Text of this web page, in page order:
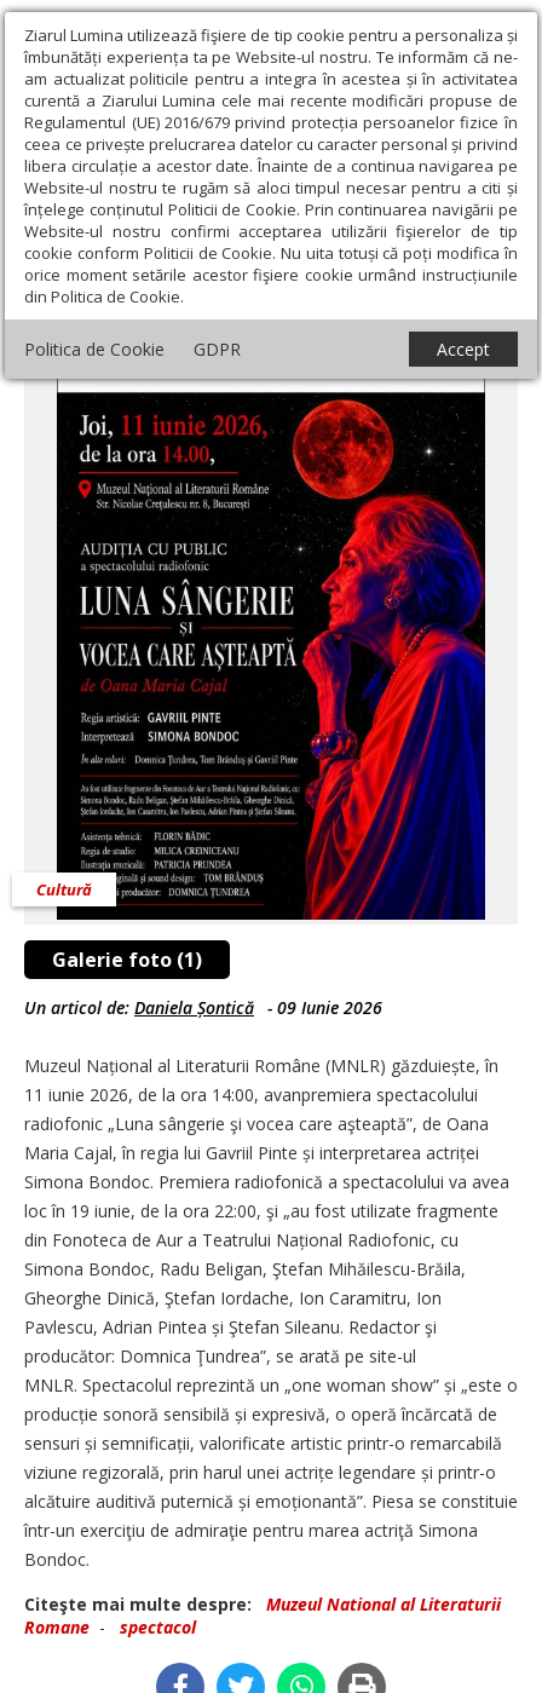
Ziarul Lumina utilizează fişiere de tip cookie pentru a personaliza și
îmbunătăți experiența ta pe Website-ul nostru. Te informăm că ne-
am actualizat politicile pentru a integra în acestea și în activitatea
curentă a Ziarului Lumina cele mai recente modificări propuse de
Regulamentul (UE) 2016/679 privind protecția persoanelor fizice în
ceea ce privește prelucrarea datelor cu caracter personal și privind
libera circulație a acestor date. Înainte de a continua navigarea pe
Website-ul nostru te rugăm să aloci timpul necesar pentru a citi și
înțelege conținutul Politicii de Cookie. Prin continuarea navigării pe
Website-ul nostru confirmi acceptarea utilizării fişierelor de tip
cookie conform Politicii de Cookie. Nu uita totuși că poți modifica în
orice moment setările acestor fişiere cookie urmând instrucțiunile
din Politica de Cookie.
Politica de Cookie GDPR Accept
Ziarul Lumina › Educaţie și Cultură › Cultură › Omagiu actriței
Simona Bondoc
Omagiu actriței Simona Bondoc
Galerie foto (1)
Cultură
Un articol de: Daniela Șontică - 09 Iunie 2026
Muzeul Național al Literaturii Române (MNLR) găzduiește, în
11 iunie 2026, de la ora 14:00, avanpremiera spectacolului
radiofonic „Luna sângerie şi vocea care aşteaptă”, de Oana
Maria Cajal, în regia lui Gavriil Pinte și interpretarea actriței
Simona Bondoc. Premiera radiofonică a spectacolului va avea
loc în 19 iunie, de la ora 22:00, şi „au fost utilizate fragmente
din Fonoteca de Aur a Teatrului Național Radiofonic, cu
Simona Bondoc, Radu Beligan, Ştefan Mihăilescu-Brăila,
Gheorghe Dinică, Ştefan Iordache, Ion Caramitru, Ion
Pavlescu, Adrian Pintea și Ştefan Sileanu. Redactor şi
producător: Domnica Ţundrea”, se arată pe site-ul
MNLR. Spectacolul reprezintă un „one woman show” și „este o
producție sonoră sensibilă și expresivă, o operă încărcată de
sensuri și semnificații, valorificate artistic printr-o remarcabilă
viziune regizorală, prin harul unei actrițe legendare și printr-o
alcătuire auditivă puternică și emoționantă”. Piesa se constituie
într-un exerciţiu de admiraţie pentru marea actriţă Simona
Bondoc.
Citeşte mai multe despre:
Muzeul National al Literaturii
Romane - spectacol